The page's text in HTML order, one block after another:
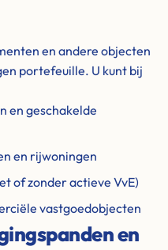
en andere objecten
portefeuille. U kunt bij
en geschakelde
en rijwoningen
of zonder actieve VvE)
vastgoedobjecten
en